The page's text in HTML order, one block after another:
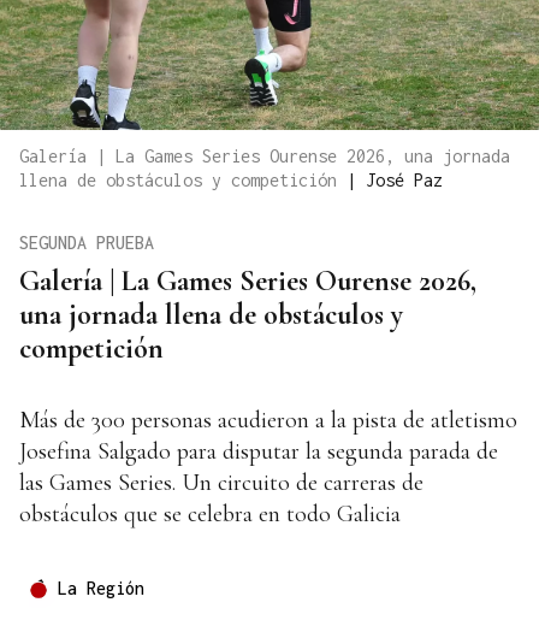
Galería | La Games Series Ourense 2026, una jornada
llena de obstáculos y competición
| José Paz
Galería | La Games Series Ourense 2026,
una jornada llena de obstáculos y
competición
SEGUNDA PRUEBA
Más de 300 personas acudieron a la pista de atletismo
Josefina Salgado para disputar la segunda parada de
las Games Series. Un circuito de carreras de
obstáculos que se celebra en todo Galicia
La Región